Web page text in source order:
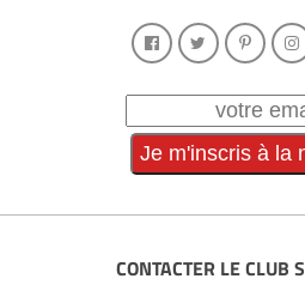
CONTACTER LE CLUB